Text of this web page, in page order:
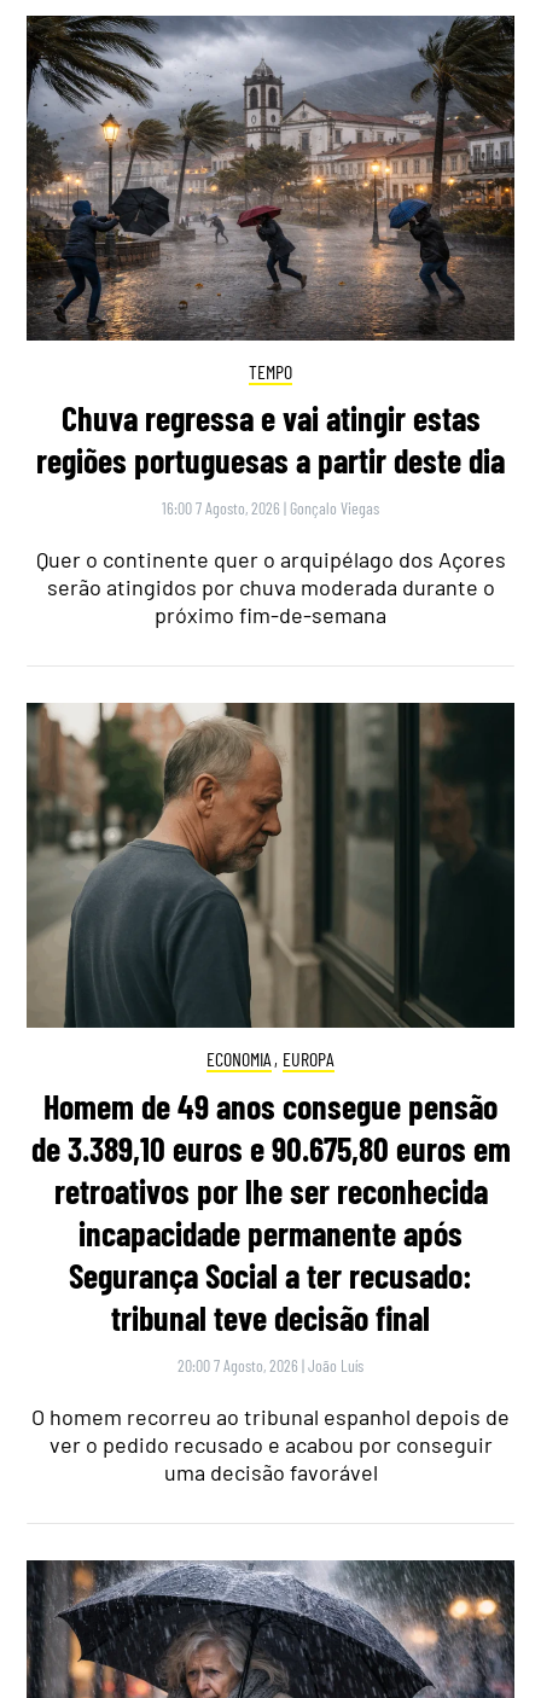
TEMPO
Chuva regressa e vai atingir estas
regiões portuguesas a partir deste dia
16:00 7 Agosto, 2026 | Gonçalo Viegas
Quer o continente quer o arquipélago dos Açores
serão atingidos por chuva moderada durante o
próximo fim-de-semana
ECONOMIA , EUROPA
Homem de 49 anos consegue pensão
de 3.389,10 euros e 90.675,80 euros em
retroativos por lhe ser reconhecida
incapacidade permanente após
Segurança Social a ter recusado:
tribunal teve decisão final
20:00 7 Agosto, 2026 |João Luís
O homem recorreu ao tribunal espanhol depois de
ver o pedido recusado e acabou por conseguir
uma decisão favorável